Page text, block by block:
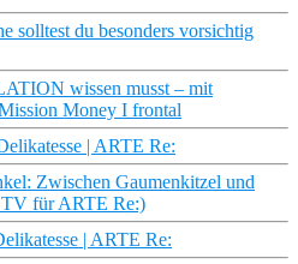
solltest du besonders vorsichtig
wissen musst – mit
Money I frontal
| ARTE Re:
Zwischen Gaumenkitzel und
für ARTE Re:)
| ARTE Re: